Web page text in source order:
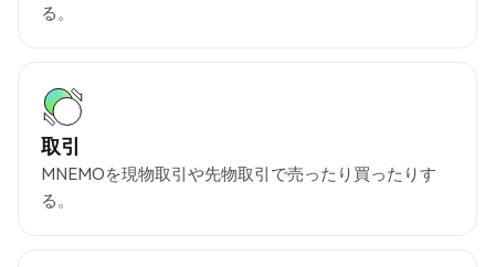
る。
取引
MNEMOを現物取引や先物取引で売ったり買ったりす
る。